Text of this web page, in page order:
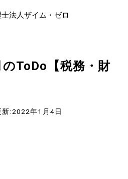
法人ザイム・ゼロ
ToDo【税務・財
新:2022年1月4日